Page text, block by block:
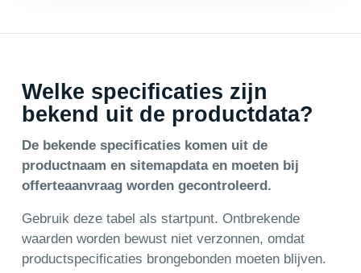
Welke specificaties zijn
bekend uit de productdata?
De bekende specificaties komen uit de
productnaam en sitemapdata en moeten bij
offerteaanvraag worden gecontroleerd.
Gebruik deze tabel als startpunt. Ontbrekende
waarden worden bewust niet verzonnen, omdat
productspecificaties brongebonden moeten blijven.